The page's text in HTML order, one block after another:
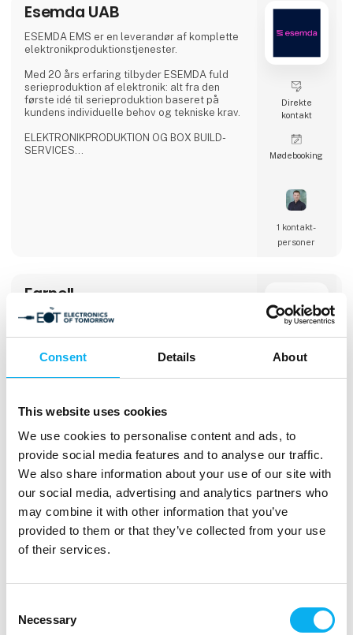
Consent Details About
This website uses cookies
We use cookies to personalise content and ads, to
provide social media features and to analyse our traffic.
We also share information about your use of our site with
our social media, advertising and analytics partners who
may combine it with other information that you’ve
provided to them or that they’ve collected from your use
of their services.
Selection
Necessary
Esemda UAB
ESEMDA EMS er en leverandør af komplette
elektronikproduktionstjenester.
Med 20 års erfaring tilbyder ESEMDA fuld
serieproduktion af elektronik: alt fra den
første idé til serieproduktion baseret på
kundens individuelle behov og tekniske krav.
ELEKTRONIKPRODUKTION OG BOX BUILD-
SERVICES
- Ingen MOQ
- Hurtig produ
Direkte
kontakt
Møde­booking
1 kontakt­
personer
Farnell
Vi er en hurtig og pålidelig distributør af
elektroniske og industrielle systemer.
teknologidistributør, Avnet, siden 2016. I dag
støtte vores kunder i alle faser af produktets
livscyklus og tilbyde en helt unik
distributionsmodel samt ekspertise inden for
end-to-end levering og produktdesign.
Mød os på stand 2740, Hal C
Møde­booking
Future Electronics A/S
Vores mission er det, der driver os til konstant
at forbedre os. Siden dag ét i 1968 har vi
Hver eneste af vores 5.500+ medarbejdere
på verdensplan kommer på arbejde hver dag
kontakt